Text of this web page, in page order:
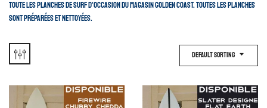
toute les planches de surf d’occasion du magasin GOLDEN COAST. Toutes les planches
sont préparées et nettoyées.
Default Sorting